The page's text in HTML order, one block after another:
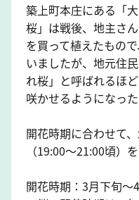
築上町本庄にある「
桜」は戦後、地主さ
を買って植えたもの
いましたが、地元住
れ桜」と呼ばれるほ
咲かせるようになった
開花時期に合わせて
（19:00～21:00頃）
開花時期：3月下旬～